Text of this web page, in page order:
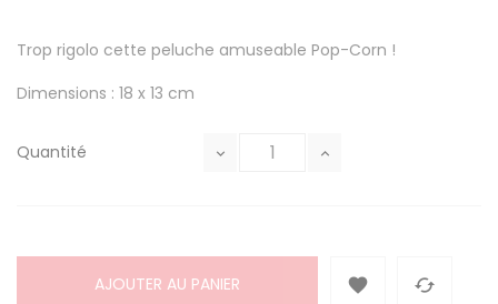
Trop rigolo cette peluche amuseable Pop-Corn !
Dimensions : 18 x 13 cm
Quantité
AJOUTER AU PANIER  